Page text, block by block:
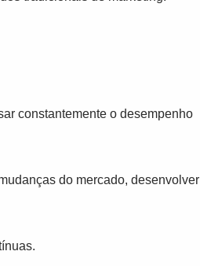
constantemente o desempenho
do mercado, desenvolver